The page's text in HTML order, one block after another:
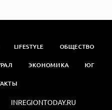
LIFESTYLE ОБЩЕСТВО
ЭКОНОМИКА ЮГ